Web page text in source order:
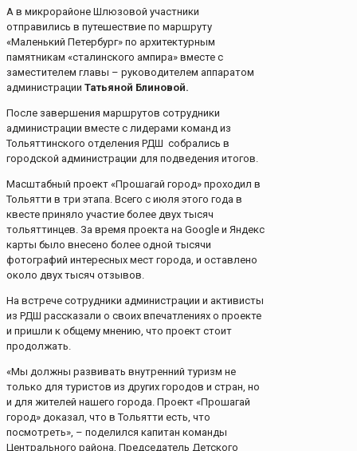
А в микрорайоне Шлюзовой участники
отправились в путешествие по маршруту
«Маленький Петербург» по архитектурным
памятникам «сталинского ампира» вместе с
заместителем главы – руководителем аппаратом
администрации Татьяной Блиновой.
После завершения маршрутов сотрудники
администрации вместе с лидерами команд из
Тольяттинского отделения РДШ собрались в
городской администрации для подведения итогов.
Масштабный проект «Прошагай город» проходил в
Тольятти в три этапа. Всего с июля этого года в
квесте приняло участие более двух тысяч
тольяттинцев. За время проекта на Google и Яндекс
карты было внесено более одной тысячи
фотографий интересных мест города, и оставлено
около двух тысяч отзывов.
На встрече сотрудники администрации и активисты
из РДШ рассказали о своих впечатлениях о проекте
и пришли к общему мнению, что проект стоит
продолжать.
«Мы должны развивать внутренний туризм не
только для туристов из других городов и стран, но
и для жителей нашего города. Проект «Прошагай
город» доказал, что в Тольятти есть, что
посмотреть», – поделился капитан команды
Центрального района, Председатель Детского